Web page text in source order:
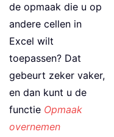
de opmaak die u op
andere cellen in
Excel wilt
toepassen? Dat
gebeurt zeker vaker,
en dan kunt u de
functie Opmaak
overnemen